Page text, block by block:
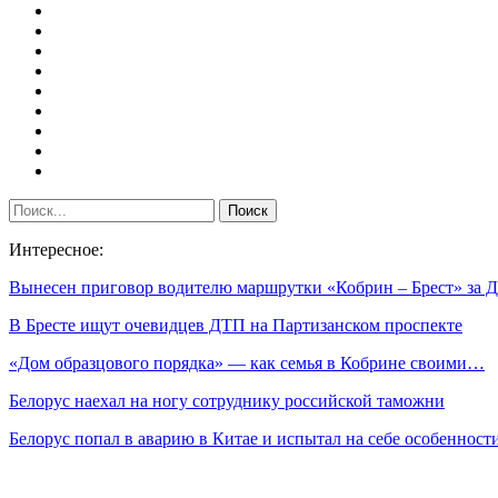
Интересное:
Вынесен приговор водителю маршрутки «Кобрин – Брест»
В Бресте ищут очевидцев ДТП на Партизанском проспекте
«Дом образцового порядка» — как семья в Кобрине своими…
Белорус наехал на ногу сотруднику российской таможни
Белорус попал в аварию в Китае и испытал на себе